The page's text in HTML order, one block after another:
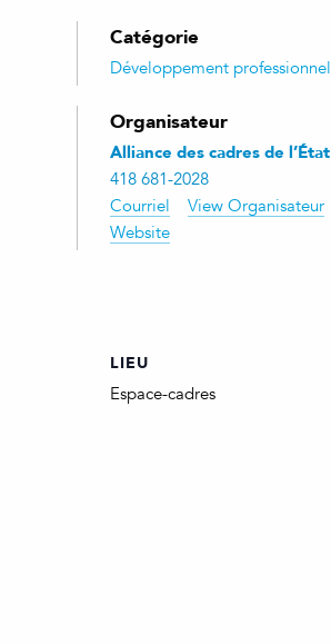
Catégorie
Développement professionnel
Organisateur
Alliance des cadres de l’État
418 681-2028
Courriel
View Organisateur
Website
LIEU
Espace-cadres